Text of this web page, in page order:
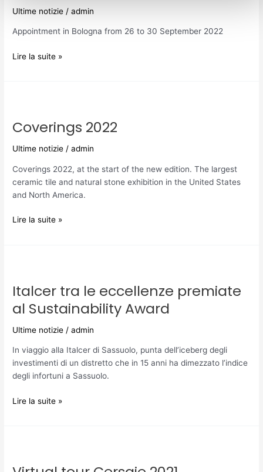
Ultime notizie /admin
Appointment in Bologna from 26 to 30 September 2022
to
evolution
Lire la suite »
Coverings 2022
Ultime notizie /admin
Coverings 2022, at the start of the new edition. The largest
ceramic tile and natural stone exhibition in the United States
and North America.
Lire la suite »
Italcer tra le eccellenze premiate
al Sustainability Award
Ultime notizie /admin
In viaggio alla Italcer di Sassuolo, punta dell’iceberg degli
investimenti di un distretto che in 15 anni ha dimezzato l’indice
degli infortuni a Sassuolo.
le
eccellenze
premiate
al
Award
Lire la suite »